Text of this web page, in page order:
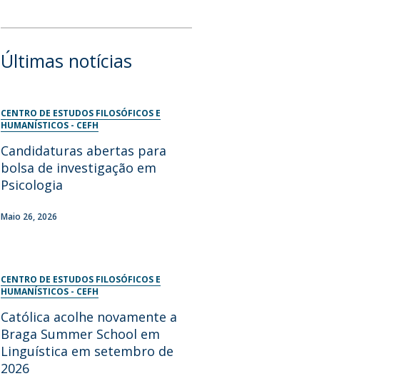
Últimas notícias
CENTRO DE ESTUDOS FILOSÓFICOS E
HUMANÍSTICOS - CEFH
Candidaturas abertas para
bolsa de investigação em
Psicologia
Maio 26, 2026
CENTRO DE ESTUDOS FILOSÓFICOS E
HUMANÍSTICOS - CEFH
Católica acolhe novamente a
Braga Summer School em
Linguística em setembro de
2026